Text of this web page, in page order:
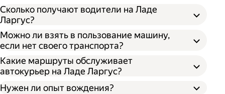
Сколько получают водители на Ладе
Ларгус?
Можно ли взять в пользование машину,
если нет своего транспорта?
Какие маршруты обслуживает
автокурьер на Ладе Ларгус?
Нужен ли опыт вождения?